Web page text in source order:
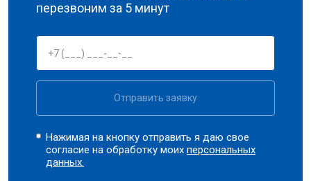
перезвоним за 5 минут
Отправить заявку
Нажимая на кнопку отправить я даю свое
согласие на обработку моихперсональных
данных.